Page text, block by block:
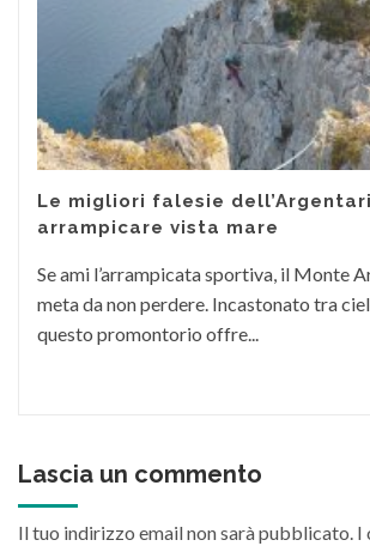
Le migliori falesie
arrampicare vista mare
Se ami l’arrampicata sportiva, il Monte
meta da non perdere. Incastonato tra
questo promontorio offre...
Lascia un commento
Il tuo indirizzo email non sarà pubblicato. I